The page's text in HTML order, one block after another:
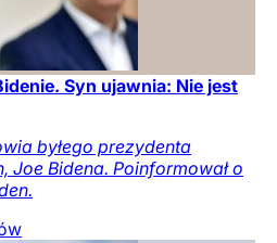
Syn ujawnia: Nie jest
byłego prezydenta
Joe Bidena. Poinformował o